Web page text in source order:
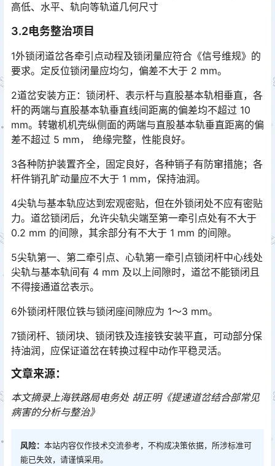
高低、水平、轨向等轨道几何尺寸
3.2电务整治项目
1外锁闭道岔各牵引点动程及锁闭量应符合《信号维规》的
要求。定反位锁闭量应均匀，偏差不大于 2 mm。
2道岔安装方正：锁闭杆、表示杆与直股基本轨相垂直，各
杆的两端与直股基本轨垂直线间距离的偏差均不超过 10
mm。转辙机机壳纵侧面的两端与直股基本轨垂直距离的偏
差不超过 5 mm， 绝缘完整，性能良好。󠅅󠅃󠄵󠅂󠄪󠇖󠆨󠆨󠇕󠆞󠆒󠅬󠇘󠆭󠆘󠇙󠆝󠅵󠇗󠆭󠆁󠄐󠇗󠅹󠅸󠇖󠆍󠅳󠇖󠅹󠅰󠇖󠆌󠅹
3各种防护装置齐全，固定良好，各种销子有防窜措施；各
杆件销孔旷动量应不大于 1 mm，保持油润。
4尖轨与基本轨应达到宏观密贴，但在外锁闭处不应有密贴
力。道岔锁闭后，允许尖轨尖端至第一牵引点处有不大于
0.2 mm 的间隙，其余部分有不大于 1 mm 的间隙。󠅅󠅃󠄵󠅂󠄪󠇖󠆨󠆨󠇕󠆞󠆒󠅬󠇘󠆭󠆘󠇙󠆝󠅵󠇗󠆭󠆁󠄐󠇗󠅹󠅸󠇖󠆍󠅳󠇖󠅹󠅰󠇖󠆌󠅹
5尖轨第一、第二牵引点、心轨第一牵引点锁闭杆中心线处
尖轨与基本轨间有 4 mm 及以上间隙时，道岔不能锁闭且
不得接通道岔表示。
6外锁闭杆限位铁与锁闭座间隙应为 1～3 mm。
7锁闭杆、锁闭块、锁闭铁及连接铁安装平直，可动部分保
持油润，应保证道岔在转换过程中动作平稳灵活。
文章来源：
本文摘录上海铁路局电务处 胡正明《提速道岔结合部常见
病害的分析与整治》
风险： 本站内容仅作技术交流参考，不构成决策依据，所涉标准可
能已失效，请谨慎采用。